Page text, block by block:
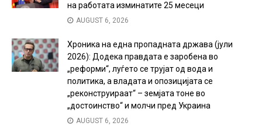
на работата изминатите 25 месеци
AUGUST 6, 2026
Хроника на една пропадната држава (јули
2026): Додека правдата е заробена во
„реформи“, луѓето се трујат од вода и
политика, а владата и опозицијата се
„реконструираат“ – земјата тоне во
„достоинство“ и молчи пред Украина
AUGUST 6, 2026